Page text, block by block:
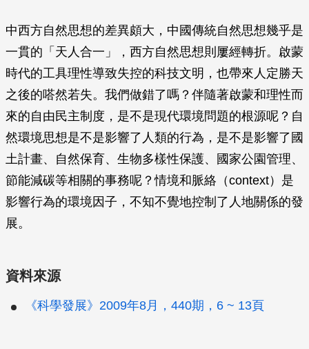
中西方自然思想的差異頗大，中國傳統自然思想幾乎是
一貫的「天人合一」，西方自然思想則屢經轉折。啟蒙
時代的工具理性導致失控的科技文明，也帶來人定勝天
之後的嗒然若失。我們做錯了嗎？伴隨著啟蒙和理性而
來的自由民主制度，是不是現代環境問題的根源呢？自
然環境思想是不是影響了人類的行為，是不是影響了國
土計畫、自然保育、生物多樣性保護、國家公園管理、
節能減碳等相關的事務呢？情境和脈絡（context）是
影響行為的環境因子，不知不覺地控制了人地關係的發
展。
資料來源
《科學發展》2009年8月，440期，6 ~ 13頁